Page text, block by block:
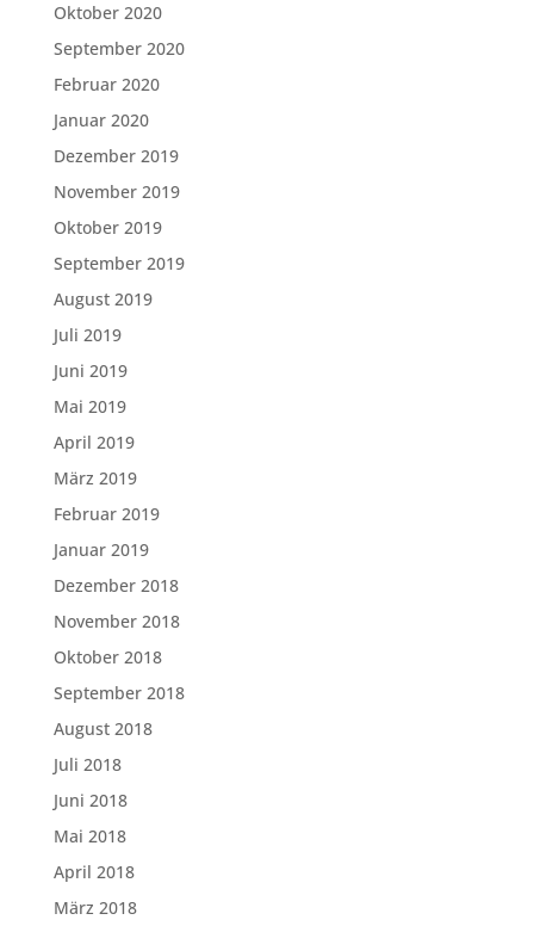
Oktober 2020
September 2020
Februar 2020
Januar 2020
Dezember 2019
November 2019
Oktober 2019
September 2019
August 2019
Juli 2019
Juni 2019
Mai 2019
April 2019
März 2019
Februar 2019
Januar 2019
Dezember 2018
November 2018
Oktober 2018
September 2018
August 2018
Juli 2018
Juni 2018
Mai 2018
April 2018
März 2018